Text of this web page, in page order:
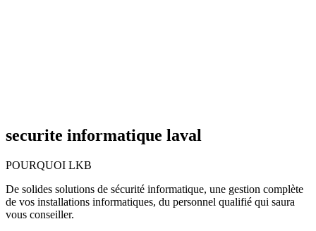
securite informatique laval
POURQUOI LKB
De solides solutions de sécurité informatique, une gestion complète
de vos installations informatiques, du personnel qualifié qui saura
vous conseiller.